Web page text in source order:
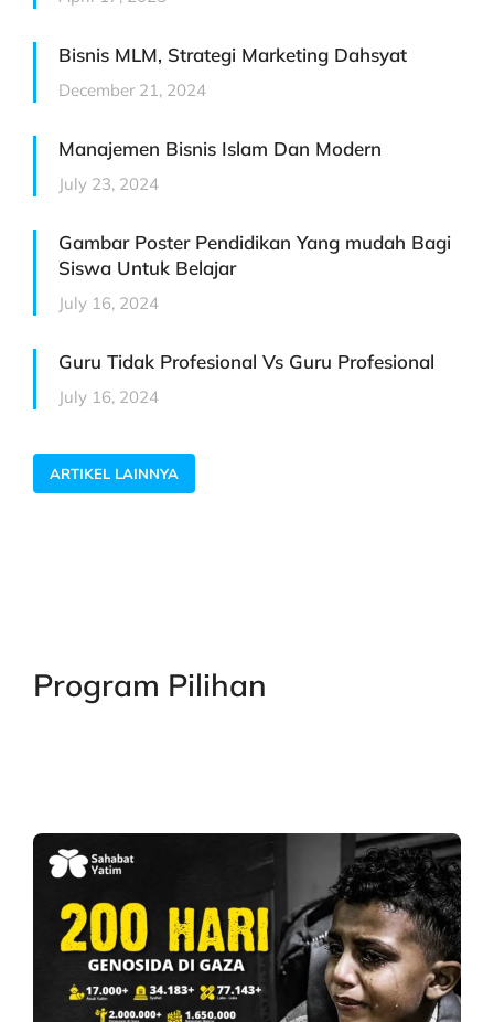
Bisnis MLM, Strategi Marketing Dahsyat
December 21, 2024
Manajemen Bisnis Islam Dan Modern
July 23, 2024
Gambar Poster Pendidikan Yang mudah Bagi
Siswa Untuk Belajar
July 16, 2024
Guru Tidak Profesional Vs Guru Profesional
July 16, 2024
ARTIKEL LAINNYA
Program Pilihan